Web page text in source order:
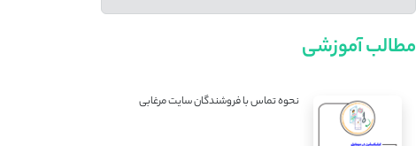
مطالب آموزشی
نحوه تماس با فروشندگان سایت مرغابی